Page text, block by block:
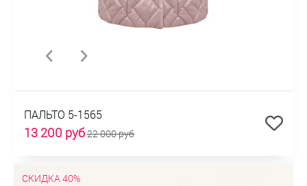
ПАЛЬТО 5-1565
13 200 руб22 000 руб
СКИДКА 40%